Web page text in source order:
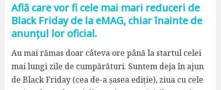
Află care vor fi cele mai mari reduceri de
Black Friday de la eMAG, chiar înainte de
anunțul lor oficial.
Au mai rămas doar câteva ore până la startul celei
mai lungi zile de cumpărături. Suntem deja în ajun
de Black Friday (cea de-a șasea ediție), ziua cu cele